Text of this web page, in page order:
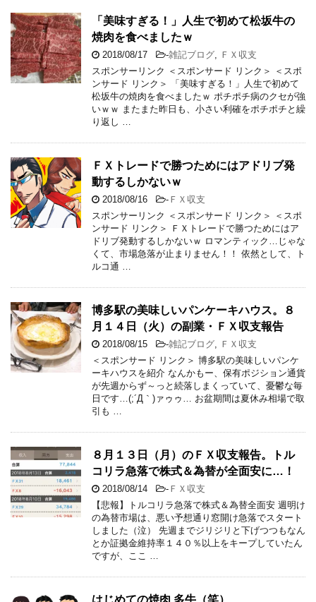
「美味すぎる！」人生で初めて松坂牛の
焼肉を食べましたｗ
2018/08/17 -雑記ブログ, ＦＸ収支
スポンサーリンク ＜スポンサード リンク＞ ＜スポ
ンサード リンク＞ 「美味すぎる！」人生で初めて
松坂牛の焼肉を食べましたｗ ポチポチ病のクセが強
いｗｗ またまた昨日も、小さい利確をポチポチと繰
り返し …
ＦＸトレードで勝つためにはアドリブ発
動するしかないｗ
2018/08/16 - ＦＸ収支
スポンサーリンク ＜スポンサード リンク＞ ＜スポ
ンサード リンク＞ ＦＸトレードで勝つためにはア
ドリブ発動するしかないｗ ロマンティック…じゃな
くて、市場急落が止まりません！！ 依然として、ト
ルコ通 …
博多駅の美味しいパンケーキハウス。８
月１４日（火）の副業・ＦＸ収支報告
2018/08/15 -雑記ブログ, ＦＸ収支
＜スポンサード リンク＞ 博多駅の美味しいパンケ
ーキハウスを紹介 なんかもー、保有ポジション通貨
が先週からず～っと続落しまくっていて、憂鬱な毎
日です…(;´Д｀)ァゥゥ… お盆期間は夏休み相場で取
引も …
８月１３日（月）のＦＸ収支報告。トル
コリラ急落で株式＆為替が全面安に…！
2018/08/14 - ＦＸ収支
【悲報】トルコリラ急落で株式＆為替全面安 週明け
の為替市場は、悪い予想通り窓開け急落でスタート
しました（泣） 先週までジリジリと下げつつもなん
とか証拠金維持率１４０％以上をキープしていたん
ですが、ここ …